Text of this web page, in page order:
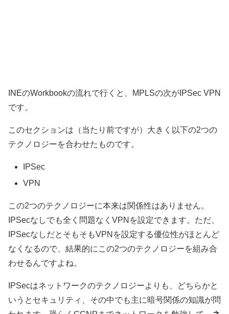
INEのWorkbookの流れで行くと、MPLSの次がIPSec VPN
です。
このセクションは（当たり前ですが）大きく以下の2つの
テクノロジーを合わせたものです。
IPSec
VPN
この2つのテクノロジーに本来は関係性はありません。
IPSecなしでも全く問題なくVPNを設定できます。ただ、
IPSecなしだとそもそもVPNを設定する優位性がほとんど
なくなるので、結果的にこの2つのテクノロジーを組み合
わせるんですよね。
IPSecはネットワークのテクノロジーよりも、どちらかと
いうとセキュリティ、その中でも主に暗号関係の知識が問